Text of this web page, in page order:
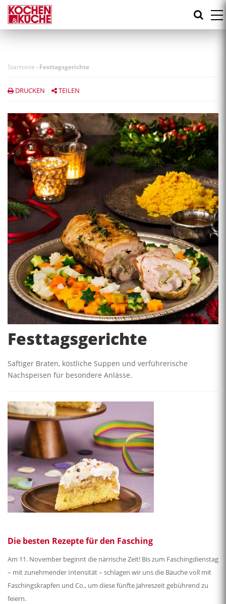
Direkt
zum
Inhalt
Startseite -Festtagsgerichte
DRUCKEN TEILEN
Festtagsgerichte
Saftiger Braten, köstliche Suppen und verführerische
Nachspeisen für besondere Anlässe.
Die besten Rezepte für den Fasching
Am 11. November beginnt die närrische Zeit! Bis zum Faschingdienstag
– mit zunehmender Intensität – schlagen wir uns die Bäuche voll mit
Faschingskrapfen und Co., um diese fünfte Jahreszeit gebührend zu
feiern.